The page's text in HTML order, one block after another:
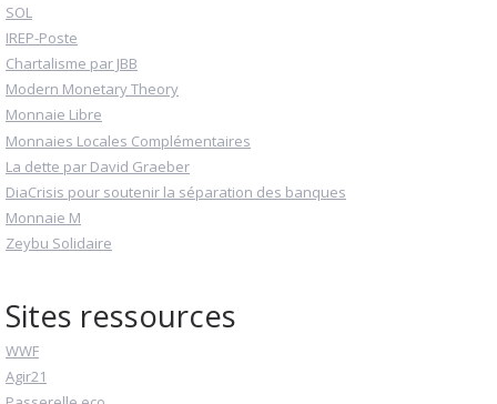
SOL
IREP-Poste
Chartalisme par JBB
Modern Monetary Theory
Monnaie Libre
Monnaies Locales Complémentaires
La dette par David Graeber
DiaCrisis pour soutenir la séparation des banques
Monnaie M
Zeybu Solidaire
Sites ressources
WWF
Agir21